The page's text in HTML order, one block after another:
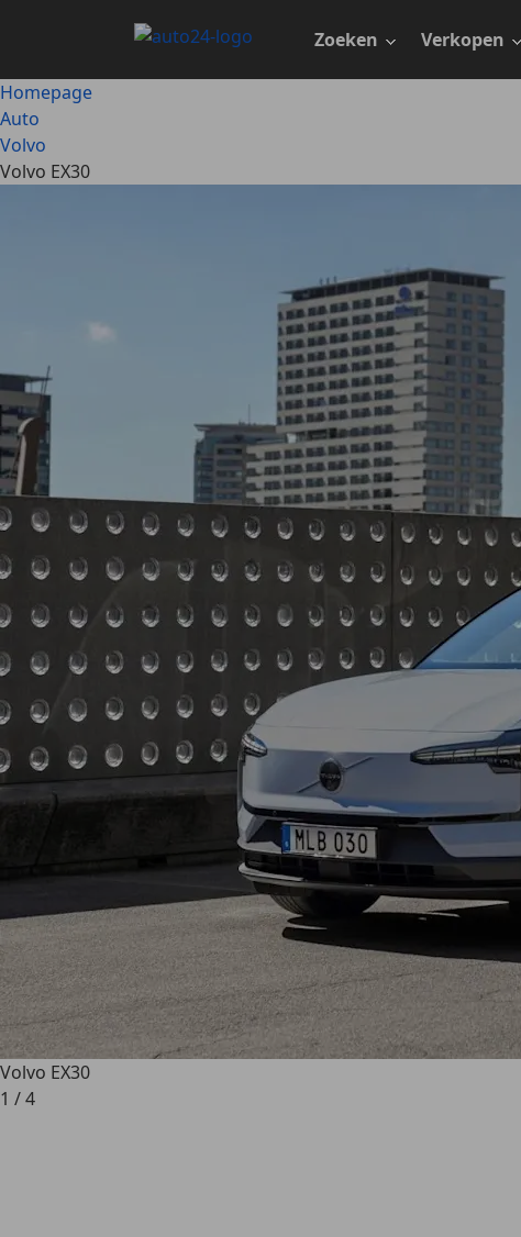
Zoeken Verkopen
Homepage
Auto
Volvo
Volvo EX30
Volvo EX30
1 /4